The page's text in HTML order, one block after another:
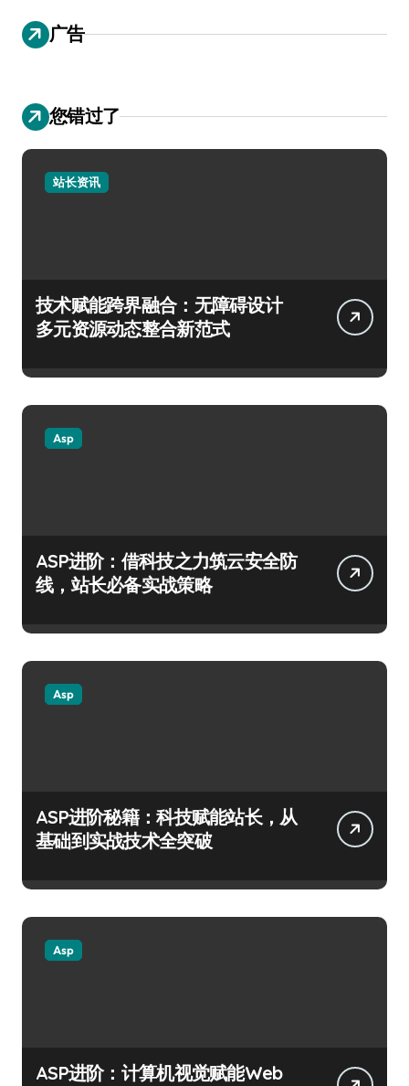
广告
您错过了
站长资讯
技术赋能跨界融合：无障碍设计
多元资源动态整合新范式
Asp
ASP进阶：借科技之力筑云安全防
线，站长必备实战策略
Asp
ASP进阶秘籍：科技赋能站长，从
基础到实战技术全突破
Asp
ASP进阶：计算机视觉赋能Web